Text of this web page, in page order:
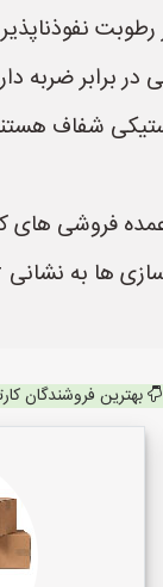
برابر ضربه
شفاف هستند
فروشی های
بهترین فروشندگان